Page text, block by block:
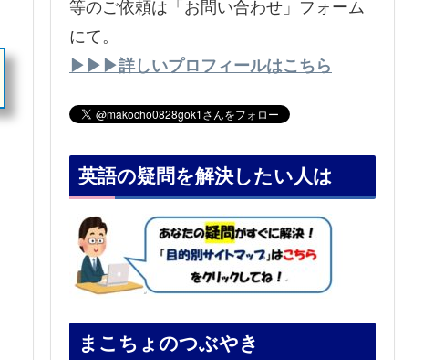
等のご依頼は「お問い合わせ」フォーム
にて。
▶▶▶詳しいプロフィールはこちら
英語の疑問を解決したい人は
まこちょのつぶやき